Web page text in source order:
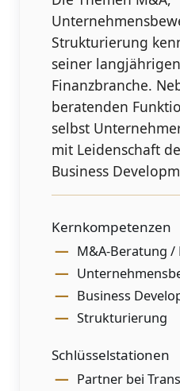
Strukturierung
seiner
Finanzbranche.
beratenden
selbst
mit Leidenschaft
Business
Kernkompetenzen
M&A-Beratung
Business
Strukturierung
Schlüsselstationen
Partner bei